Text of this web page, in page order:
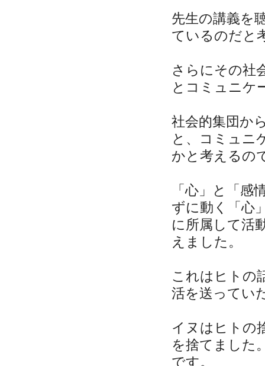
先生の講義を
ているのだと
さらにその社
とコミュニケ
社会的集団か
と、コミュニ
かと考えるの
「心」と「
ずに動く「心
に所属して活
えました。
これはヒトの
活を送ってい
イヌはヒトの
を捨てました
です。